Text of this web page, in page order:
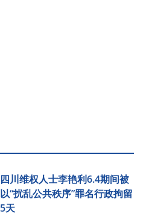
四川维权人士李艳利6.4期间被
以“扰乱公共秩序”罪名行政拘留
5天